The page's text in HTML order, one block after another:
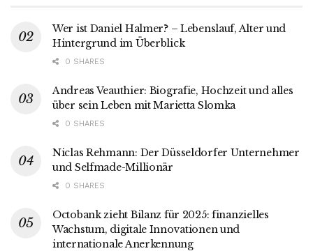
Wer ist Daniel Halmer? – Lebenslauf, Alter und
Hintergrund im Überblick
0 SHARES
Andreas Veauthier: Biografie, Hochzeit und alles
über sein Leben mit Marietta Slomka
0 SHARES
Niclas Rehmann: Der Düsseldorfer Unternehmer
und Selfmade-Millionär
0 SHARES
Octobank zieht Bilanz für 2025: finanzielles
Wachstum, digitale Innovationen und
internationale Anerkennung